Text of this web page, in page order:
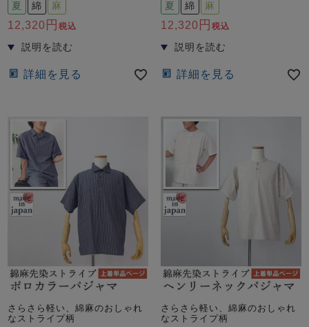
夏 綿 麻
12,320 税込
詳細を見る
夏 綿 麻
12,320 税込
詳細を見る
さらさら軽い、綿麻のおしゃれ
なストライプ柄
さらさら軽い、綿麻のおしゃれ
なストライプ柄